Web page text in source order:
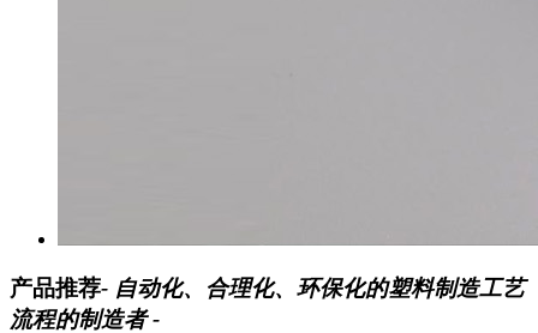
产品推荐- 自动化、合理化、环保化的塑料制造工艺
流程的制造者 -